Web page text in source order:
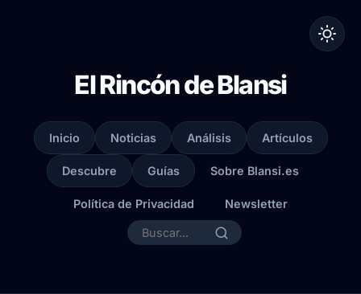
El Rincón de Blansi
Inicio Noticias Análisis Artículos
Descubre Guías Sobre Blansi.es
Política de Privacidad Newsletter